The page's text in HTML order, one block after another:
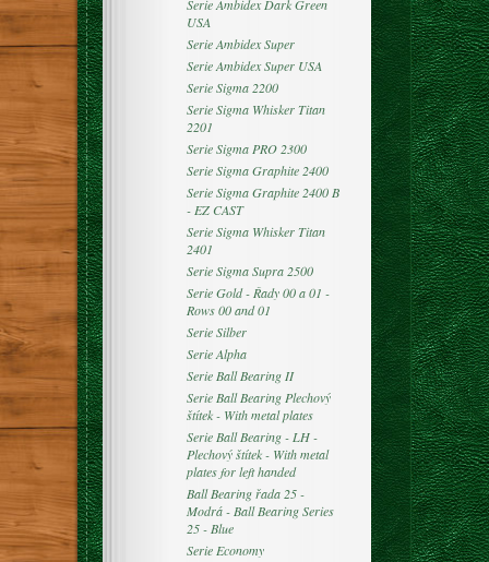
Serie Ambidex Dark Green
USA
Serie Ambidex Super
Serie Ambidex Super USA
Serie Sigma 2200
Serie Sigma Whisker Titan
2201
Serie Sigma PRO 2300
Serie Sigma Graphite 2400
Serie Sigma Graphite 2400 B
- EZ CAST
Serie Sigma Whisker Titan
2401
Serie Sigma Supra 2500
Serie Gold - Řady 00 a 01 -
Rows 00 and 01
Serie Silber
Serie Alpha
Serie Ball Bearing II
Serie Ball Bearing Plechový
štítek - With metal plates
Serie Ball Bearing - LH -
Plechový štítek - With metal
plates for left handed
Ball Bearing řada 25 -
Modrá - Ball Bearing Series
25 - Blue
Serie Economy